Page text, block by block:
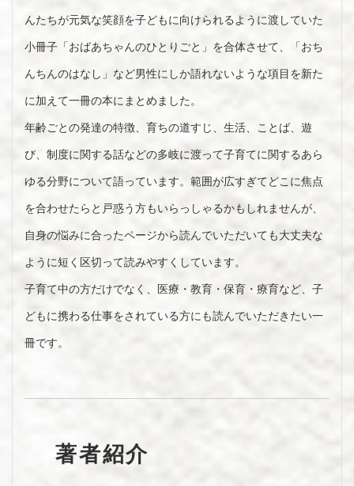
んたちが元気な笑顔を子どもに向けられるように渡していた
小冊子「おばあちゃんのひとりごと」を合体させて、「おち
んちんのはなし」など男性にしか語れないような項目を新た
に加えて一冊の本にまとめました。
年齢ごとの発達の特徴、育ちの道すじ、生活、ことば、遊
び、制度に関する話などの多岐に渡って子育てに関するあら
ゆる分野について語っています。範囲が広すぎてどこに焦点
を合わせたらと戸惑う方もいらっしゃるかもしれませんが、
自身の悩みに合ったページから読んでいただいても大丈夫な
ように短く区切って読みやすくしています。
子育て中の方だけでなく、医療・教育・保育・療育など、子
どもに携わる仕事をされている方にも読んでいただきたい一
冊です。
著者紹介